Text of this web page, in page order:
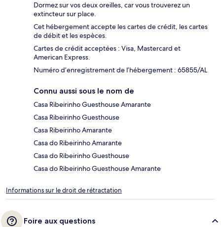
Dormez sur vos deux oreilles, car vous trouverez un
extincteur sur place.
Cet hébergement accepte les cartes de crédit, les cartes
de débit et les espèces.
Cartes de crédit acceptées : Visa, Mastercard et
American Express.
Numéro d’enregistrement de l’hébergement : 65855/AL
Connu aussi sous le nom de
Casa Ribeirinho Guesthouse Amarante
Casa Ribeirinho Guesthouse
Casa Ribeirinho Amarante
Casa do Ribeirinho Amarante
Casa do Ribeirinho Guesthouse
Casa do Ribeirinho Guesthouse Amarante
Informations sur le droit de rétractation
Foire aux questions